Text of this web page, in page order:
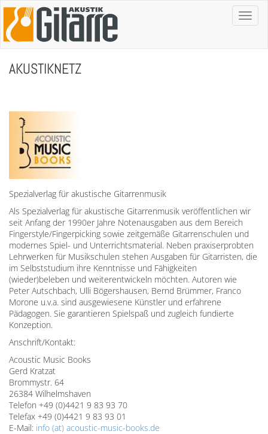
Toggle
AKUSTIKNETZ
Spezialverlag für akustische Gitarrenmusik
Als Spezialverlag für akustische Gitarrenmusik veröffentlichen wir
seit Anfang der 1990er Jahre Notenausgaben aus dem Bereich
Fingerstyle/Fingerpicking sowie zeitgemäße Gitarrenschulen und
modernes Spiel- und Unterrichtsmaterial. Neben praxiserprobten
Lehrwerken für Musikschulen stehen Ausgaben für Gitarristen, die
im Selbststudium ihre Kenntnisse und Fähigkeiten
(wieder)beleben und weiterentwickeln möchten. Autoren wie
Peter Autschbach, Ulli Bögershausen, Bernd Brümmer, Franco
Morone u.v.a. sind ausgewiesene Künstler und erfahrene
Pädagogen. Sie garantieren Spielspaß und zugleich fundierte
Konzeption.
Anschrift/Kontakt:
Acoustic Music Books
Gerd Kratzat
Brommystr. 64
26384 Wilhelmshaven
Telefon +49 (0)4421 9 83 93 70
Telefax +49 (0)4421 9 83 93 01
E-Mail: info (at) acoustic-music-books.de